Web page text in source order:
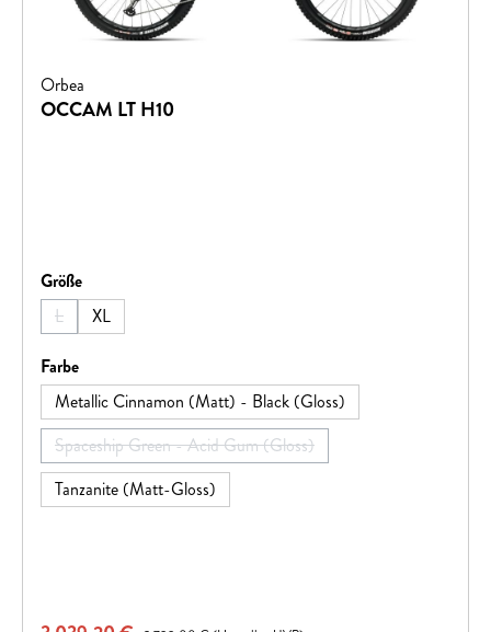
Orbea
OCCAM LT H10
Größeauswählen
L
(Diese Option ist zurzeit nicht verfügbar.)
XL
Farbeauswählen
Metallic Cinnamon (Matt) - Black (Gloss)
Spaceship Green - Acid Gum (Gloss)
(Diese Option ist zurzeit nicht verfügbar.)
Tanzanite (Matt-Gloss)